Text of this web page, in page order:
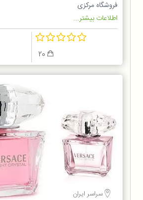
فروشگاه مرکزی
اطلاعات بیشتر...
سراسر ایران